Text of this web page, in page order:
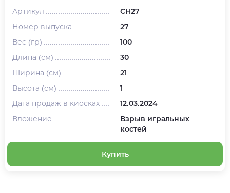
Артикул
CH27
Номер выпуска
27
Вес (гр)
100
Длина (см)
30
Ширина (см)
21
Высота (см)
1
Дата продаж в киосках
12.03.2024
Вложение
Взрыв игральных
костей
Купить